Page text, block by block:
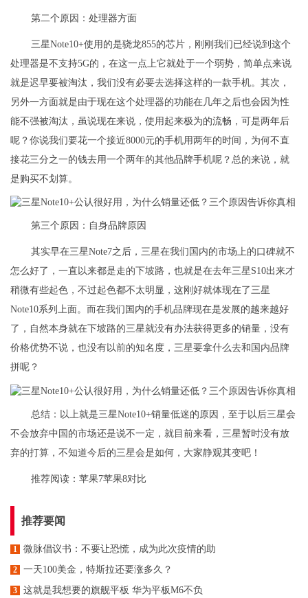
第二个原因：处理器方面
三星Note10+使用的是骁龙855的芯片，刚刚我们已经说到这个
处理器是不支持5G的，在这一点上它就处于一个弱势，简单点来说
就是迟早要被淘汰，我们没有必要去选择这样的一款手机。其次，
另外一方面就是由于现在这个处理器的功能在几年之后也会因为性
能不强被淘汰，虽说现在来说，使用起来极为的流畅，可是两年后
呢？你说我们要花一个接近8000元的手机用两年的时间，为何不直
接花三分之一的钱去用一个两年的其他品牌手机呢？总的来说，就
是购买不划算。
第三个原因：自身品牌原因
其实早在三星Note7之后，三星在我们国内的市场上的口碑就不
怎么好了，一直以来都是走的下坡路，也就是在去年三星S10出来才
稍微有些起色，不过起色都不太明显，这刚好就体现在了三星
Note10系列上面。而在我们国内的手机品牌现在是发展的越来越好
了，自然本身就在下坡路的三星就没有办法获得更多的销量，没有
价格优势不说，也没有以前的知名度，三星要拿什么去和国内品牌
拼呢？
总结：以上就是三星Note10+销量低迷的原因，至于以后三星会
不会放弃中国的市场还是说不一定，就目前来看，三星暂时没有放
弃的打算，不知道今后的三星会是如何，大家静观其变吧！
推荐阅读： 苹果7苹果8对比
推荐要闻
1 微脉倡议书：不要让恐慌，成为此次疫情的助
2 一天100美金，特斯拉还要涨多久？
3 这就是我想要的旗舰平板 华为平板M6不负